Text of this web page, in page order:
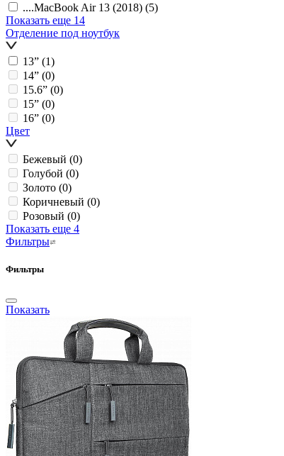
....MacBook Air 13 (2018) (5)
Показать еще 14
Отделение под ноутбук
13ˮ (1)
14ˮ (0)
15.6ˮ (0)
15ˮ (0)
16ˮ (0)
Цвет
Бежевый (0)
Голубой (0)
Золото (0)
Коричневый (0)
Розовый (0)
Показать еще 4
Фильтры
Фильтры
Показать